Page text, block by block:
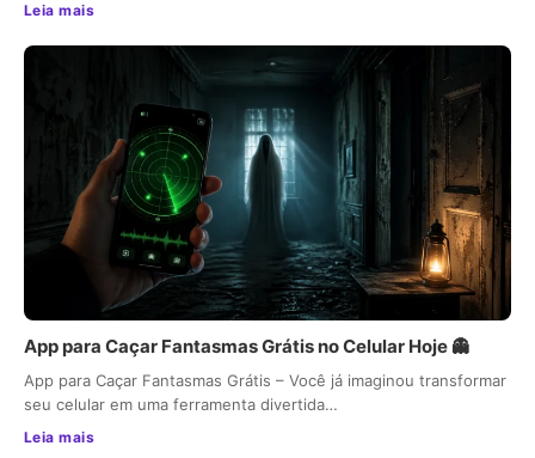
Leia mais
App para Caçar Fantasmas Grátis no Celular Hoje 👻
App para Caçar Fantasmas Grátis – Você já imaginou transformar
seu celular em uma ferramenta divertida…
Leia mais